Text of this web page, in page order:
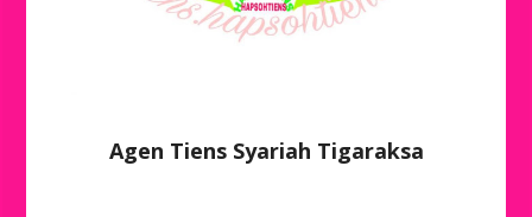
Agen Tiens Syariah Tigaraksa